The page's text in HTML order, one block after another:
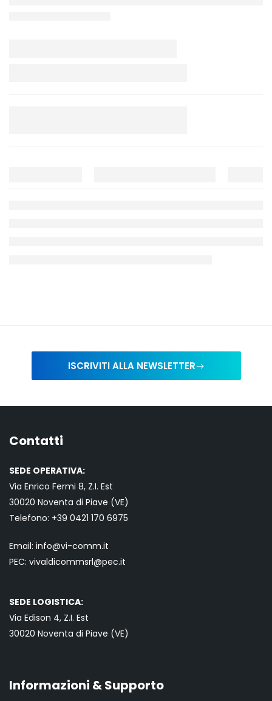
ISCRIVITI ALLA NEWSLETTER
Contatti
SEDE OPERATIVA:
Via Enrico Fermi 8, Z.I. Est
30020 Noventa di Piave (VE)
Telefono: +39 0421 170 6975
Email: info@vi-comm.it
PEC: vivaldicommsrl@pec.it
SEDE LOGISTICA:
Via Edison 4, Z.I. Est
30020 Noventa di Piave (VE)
Informazioni & Supporto